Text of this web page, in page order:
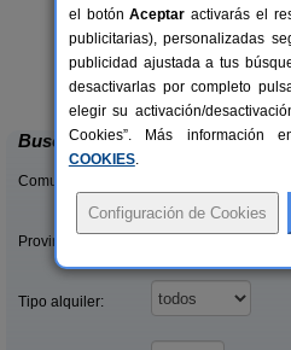
La Casona de
Támara de Campos
Buscar
Comunidades:
Provincias/Islas:
Tipo alquiler:
el botónAceptar activarás el
publicitarias), personalizadas
publicidad ajustada a tus
desactivarlas por completo
elegir su activación/
Cookies”. Más información
COOKIES.